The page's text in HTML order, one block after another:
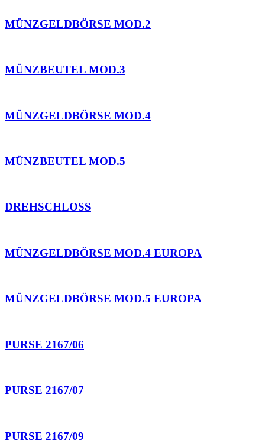
MÜNZGELDBÖRSE MOD.2
MÜNZBEUTEL MOD.3
MÜNZGELDBÖRSE MOD.4
MÜNZBEUTEL MOD.5
DREHSCHLOSS
MÜNZGELDBÖRSE MOD.4 EUROPA
MÜNZGELDBÖRSE MOD.5 EUROPA
PURSE 2167/06
PURSE 2167/07
PURSE 2167/09